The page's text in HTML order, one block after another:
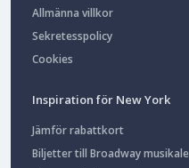
Allmänna villkor
Sekretesspolicy
Cookies
Inspiration för New York
Jämför rabattkort
Biljetter till Broadway